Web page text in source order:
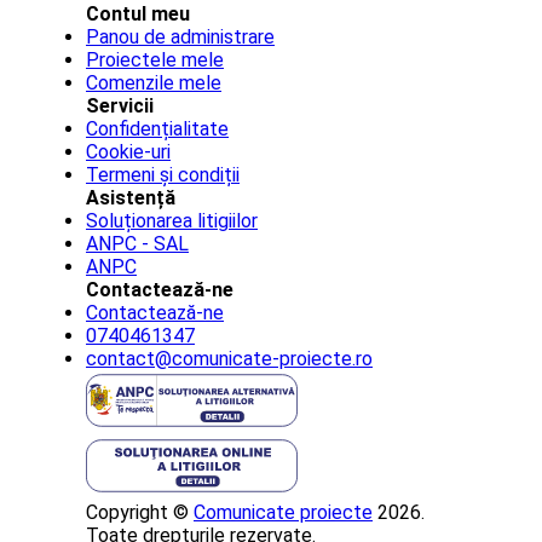
Contul meu
Panou de administrare
Proiectele mele
Comenzile mele
Servicii
Confidențialitate
Cookie-uri
Termeni și condiții
Asistență
Soluționarea litigiilor
ANPC - SAL
ANPC
Contactează-ne
Contactează-ne
0740461347
contact@comunicate-proiecte.ro
Copyright © Comunicate proiecte 2026.
Toate drepturile rezervate.